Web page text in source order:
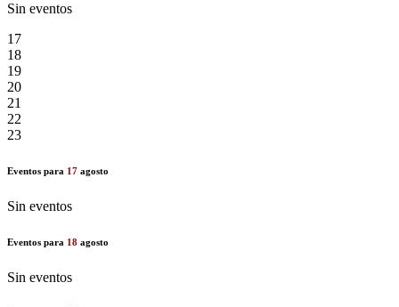
Sin eventos
17
18
19
20
21
22
23
Eventos para 17 agosto
Sin eventos
Eventos para 18 agosto
Sin eventos